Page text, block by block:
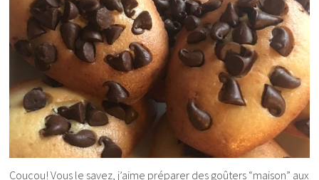
Coucou! Vous le savez, j’aime préparer des goûters “maison” aux